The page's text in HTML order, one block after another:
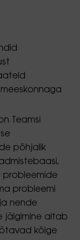
Teamsi
põhjalik
probleemide
probleemi
nende
jälgimine aitab
kõige